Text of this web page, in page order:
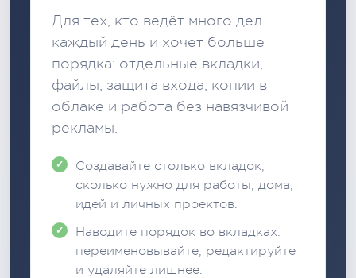
Для тех, кто ведёт много дел
каждый день и хочет больше
порядка: отдельные вкладки,
файлы, защита входа, копии в
облаке и работа без навязчивой
рекламы.
Создавайте столько вкладок,
сколько нужно для работы, дома,
идей и личных проектов.
Наводите порядок во вкладках:
переименовывайте, редактируйте
и удаляйте лишнее.